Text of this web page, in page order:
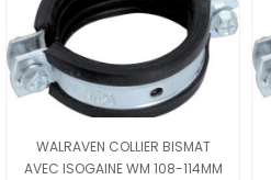
WALRAVEN COLLIER BISMAT
AVEC ISOGAINE WM 108-114MM